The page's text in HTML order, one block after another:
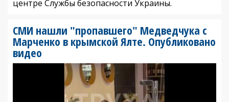
центре Службы безопасности Украины.
СМИ нашли "пропавшего" Медведчука с
Марченко в крымской Ялте. Опубликовано
видео